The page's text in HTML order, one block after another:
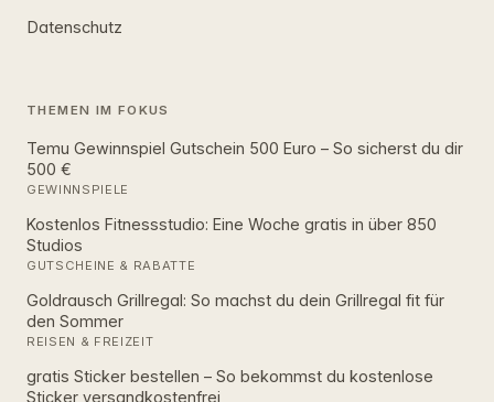
Datenschutz
THEMEN IM FOKUS
Temu Gewinnspiel Gutschein 500 Euro – So sicherst du dir
500 €
GEWINNSPIELE
Kostenlos Fitnessstudio: Eine Woche gratis in über 850
Studios
GUTSCHEINE & RABATTE
Goldrausch Grillregal: So machst du dein Grillregal fit für
den Sommer
REISEN & FREIZEIT
gratis Sticker bestellen – So bekommst du kostenlose
Sticker versandkostenfrei